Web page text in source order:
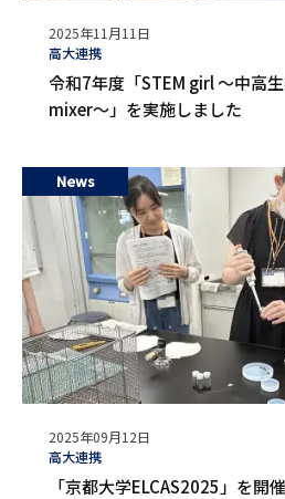
公
開
日
2025年11月11日
タ
グ
高大連携
令和7年度「STEM girl ～中高
mixer～」を実施しました
News
公
開
日
2025年09月12日
タ
グ
高大連携
「京都大学ELCAS2025」を開